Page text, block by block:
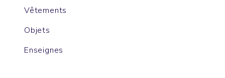
Vêtements
Objets
Enseignes